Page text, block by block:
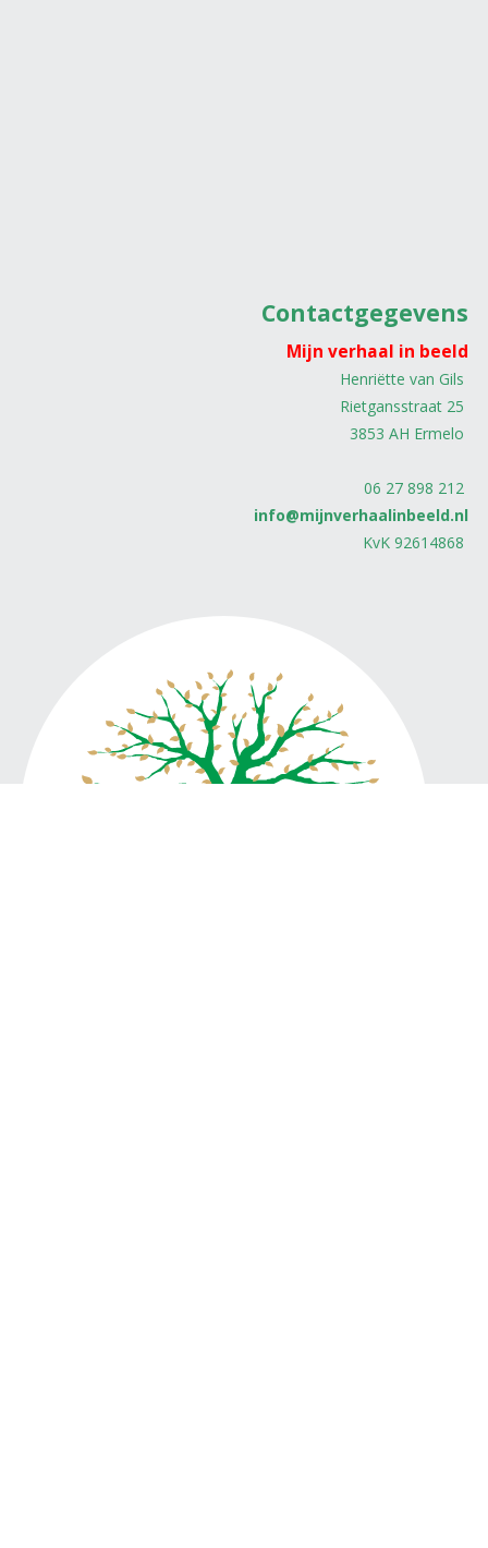
Contactgegevens
Mijn verhaal in beeld
Henriëtte van Gils
Rietgansstraat 25
3853 AH Ermelo
06 27 898 212
info@mijnverhaalinbeeld.nl
KvK 92614868